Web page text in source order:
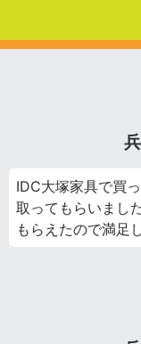
IDC大塚家具で買
取ってもらいまし
もらえたので満足